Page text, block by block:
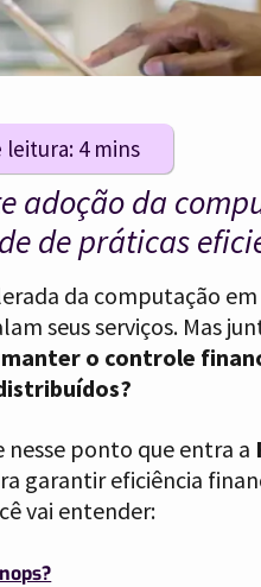
adoção da
de práticas
da computação
seus serviços. Mas
o controle
nesse ponto que entra a
garantir eficiência
vai entender: